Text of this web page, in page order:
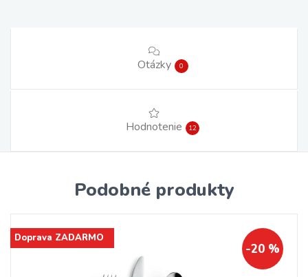
Otázky 0
Hodnotenie 12
Podobné produkty
Doprava ZADARMO
-20 %